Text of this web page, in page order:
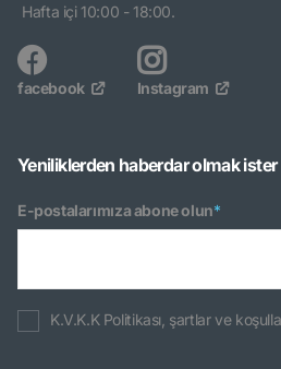
Hafta içi 10:00 - 18:00.
facebook Instagram
Yeniliklerden haberdar olmak
E-postalarımıza abone olun*
K.V.K.K Politikası, şartlar ve